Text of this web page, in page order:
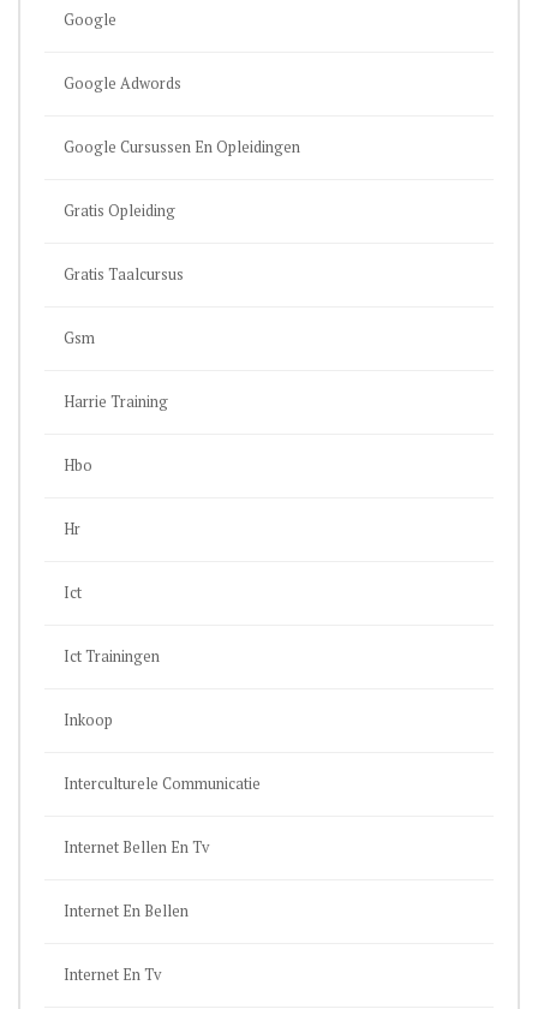
Google
Google Adwords
Google Cursussen En Opleidingen
Gratis Opleiding
Gratis Taalcursus
Gsm
Harrie Training
Hbo
Hr
Ict
Ict Trainingen
Inkoop
Interculturele Communicatie
Internet Bellen En Tv
Internet En Bellen
Internet En Tv